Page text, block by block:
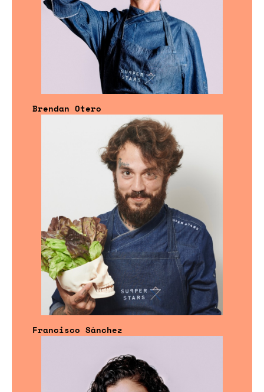
Brendan Otero
Francisco Sánchez